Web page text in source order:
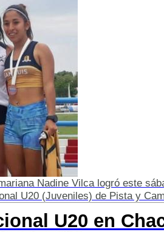
Nadine Vilca logró este
U20 (Juveniles) de Pista y
U20 en